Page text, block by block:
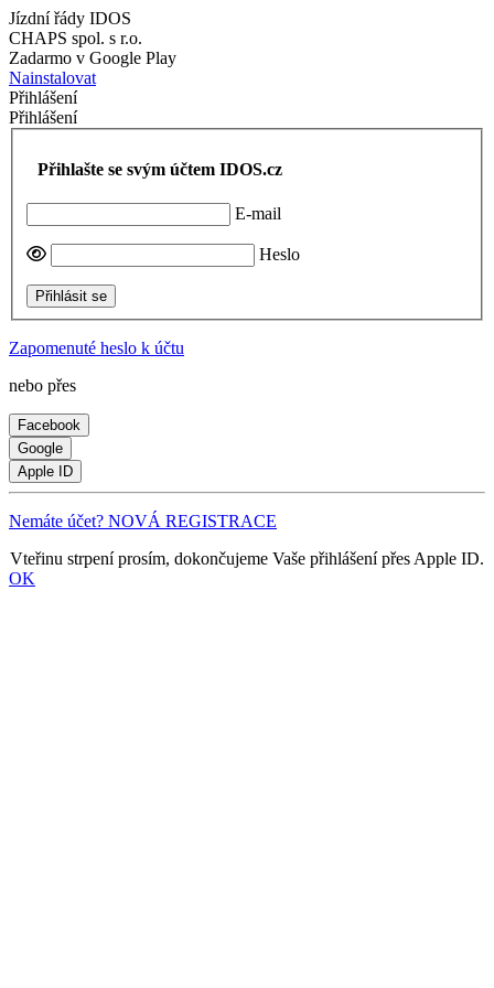
Jízdní řády IDOS
CHAPS spol. s r.o.
Zadarmo v Google Play
Nainstalovat
Přihlášení
Přihlášení
Přihlašte se svým účtem IDOS.cz
E-mail
Heslo
Přihlásit se
Zapomenuté heslo k účtu
nebo přes
Facebook
Google
Apple ID
Nemáte účet? NOVÁ REGISTRACE
Vteřinu strpení prosím, dokončujeme Vaše přihlášení přes Apple ID.
OK